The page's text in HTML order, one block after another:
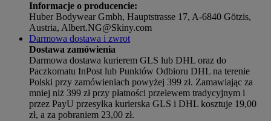
Informacje o producencie:
Huber Bodywear Gmbh, Hauptstrasse 17, A-6840 Götzis,
Austria, Albert.NG@Skiny.com
Darmowa dostawa i zwrot
Dostawa zamówienia
Darmowa dostawa kurierem GLS lub DHL oraz do
Paczkomatu InPost lub Punktów Odbioru DHL na terenie
Polski przy zamówieniach powyżej 399 zł. Zamawiając za
mniej niż 399 zł przy płatności przelewem tradycyjnym i
przez PayU przesyłka kurierska GLS i DHL kosztuje 19,00
zł, a za pobraniem 23,00 zł.